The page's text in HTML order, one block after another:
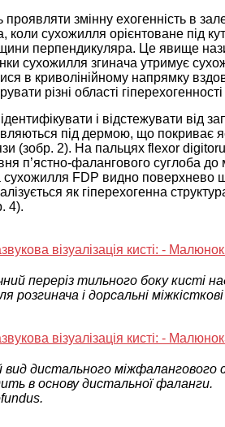
змінну ехогенність в
коли сухожилля орієнтоване під
перпендикуляра. Це явище
сухожилля згинача утримує
в криволінійному напрямку
різні області гіперехогенності
і відстежувати від
під дермою, що покриває
(зобр. 2). На пальцях flexor
п’ястно-фалангового суглоба
сухожилля FDP видно
як гіперехогенна
4).
переріз тильного боку кисті
розгинача і дорсальні міжкісткові
дистального міжфалангового
в основу дистальної фаланги.